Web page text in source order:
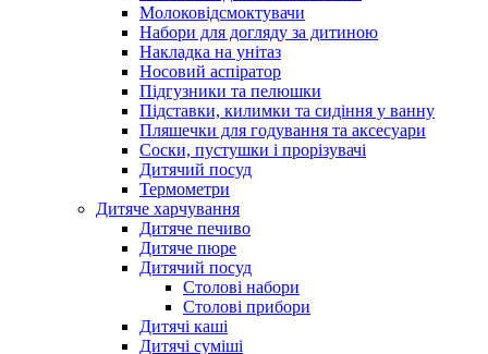
Молоковідсмоктувачи
Набори для догляду за дитиною
Накладка на унітаз
Носовий аспіратор
Підгузники та пелюшки
Підставки, килимки та сидіння у ванну
Пляшечки для годування та аксесуари
Соски, пустушки і прорізувачі
Дитячий посуд
Термометри
Дитяче харчування
Дитяче печиво
Дитяче пюре
Дитячий посуд
Столові набори
Столові прибори
Дитячі каші
Дитячі суміші